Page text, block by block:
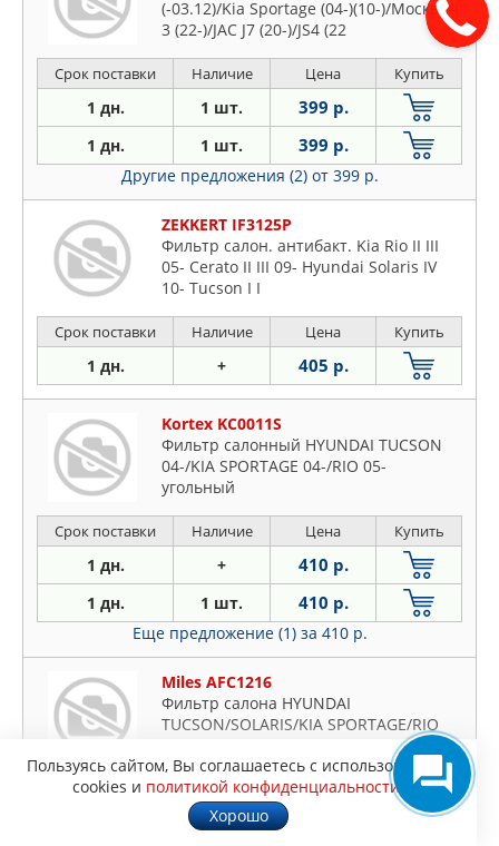
(-03.12)/Kia Sportage (04-)(10-)/Москвич
3 (22-)/JAC J7 (20-)/JS4 (22
Срок поставки Наличие Цена Купить
1 дн. 1 шт. 399 р.
1 дн. 1 шт. 399 р.
Другие предложения (2) от 399 р.
ZEKKERT IF3125P
Фильтр салон. антибакт. Kia Rio II III
05- Cerato II III 09- Hyundai Solaris IV
10- Tucson I I
Срок поставки Наличие Цена Купить
1 дн. + 405 р.
Kortex KC0011S
Фильтр салонный HYUNDAI TUCSON
04-/KIA SPORTAGE 04-/RIO 05-
угольный
Срок поставки Наличие Цена Купить
1 дн. + 410 р.
1 дн. 1 шт. 410 р.
Еще предложение (1) за 410 р.
Miles AFC1216
Фильтр салона HYUNDAI
TUCSON/SOLARIS/KIA SPORTAGE/RIO
Срок поставки Наличие Цена Купить
+
Пользуясь сайтом, Вы соглашаетесь с использованием
cookies и политикой конфиденциальности
Хорошо